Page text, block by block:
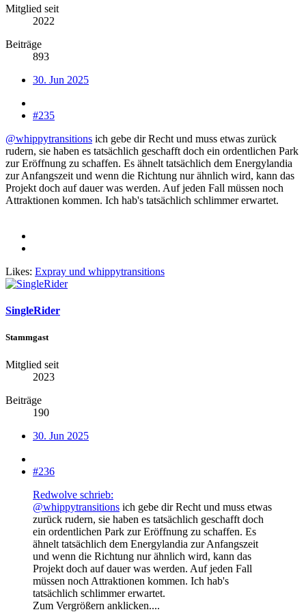
Mitglied seit
2022
Beiträge
893
30. Jun 2025
#235
@whippytransitions ich gebe dir Recht und muss etwas zurück
rudern, sie haben es tatsächlich geschafft doch ein ordentlichen Park
zur Eröffnung zu schaffen. Es ähnelt tatsächlich dem Energylandia
zur Anfangszeit und wenn die Richtung nur ähnlich wird, kann das
Projekt doch auf dauer was werden. Auf jeden Fall müssen noch
Attraktionen kommen. Ich hab's tatsächlich schlimmer erwartet.
Likes: Expray und whippytransitions
SingleRider
Stammgast
Mitglied seit
2023
Beiträge
190
30. Jun 2025
#236
Redwolve schrieb:
@whippytransitions ich gebe dir Recht und muss etwas
zurück rudern, sie haben es tatsächlich geschafft doch
ein ordentlichen Park zur Eröffnung zu schaffen. Es
ähnelt tatsächlich dem Energylandia zur Anfangszeit
und wenn die Richtung nur ähnlich wird, kann das
Projekt doch auf dauer was werden. Auf jeden Fall
müssen noch Attraktionen kommen. Ich hab's
tatsächlich schlimmer erwartet.
Zum Vergrößern anklicken....